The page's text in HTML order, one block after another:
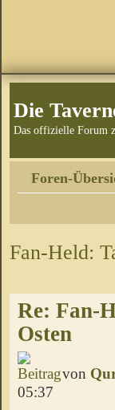
Die
Das offizielle Forum
Foren-
Fan-Held:
Re: Fan-
Osten
von
05:37